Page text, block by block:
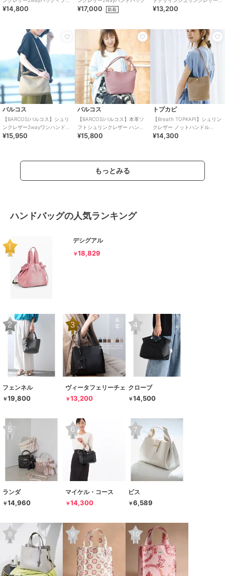
ミアム4点セット＞
¥14,800 ¥17,000 新着
2wayハンドバッグ＆長財布セ
¥13,200
バルコス
【BARCOS/バルコス】シュリ
ンクレザー2wayワンハンドバ
ッグ
¥15,950
バルコス
【BARCOS/バルコス】本革ソ
フトシュリンクレザー ハンド
ルデザインホーボーバッグ
¥15,800
トプカピ
【Breath TOPKAPI】シュリン
クレザー ノットハンドル
2way ショルダーバッグ
¥14,300
もっとみる
ハンドバッグの人気ランキング
デシグアル
￥18,829
フェンネル
￥19,800
ヴィータフェリーチェ
￥13,200
クローブ
￥14,500
ランダ
￥14,960
マイケル・コース
￥14,300
ビス
￥6,589